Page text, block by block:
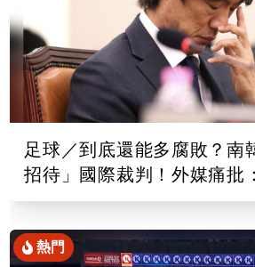
足球／到底還能多腐敗？南
招待」國際裁判！外媒痛批
去
熱門